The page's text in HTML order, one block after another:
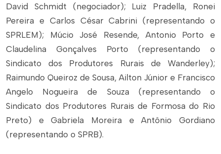
David Schmidt (negociador); Luiz Pradella, Ronei
Pereira e Carlos César Cabrini (representando o
SPRLEM); Múcio José Resende, Antonio Porto e
Claudelina Gonçalves Porto (representando o
Sindicato dos Produtores Rurais de Wanderley);
Raimundo Queiroz de Sousa, Ailton Júnior e Francisco
Angelo Nogueira de Souza (representando o
Sindicato dos Produtores Rurais de Formosa do Rio
Preto) e Gabriela Moreira e Antônio Gordiano
(representando o SPRB).